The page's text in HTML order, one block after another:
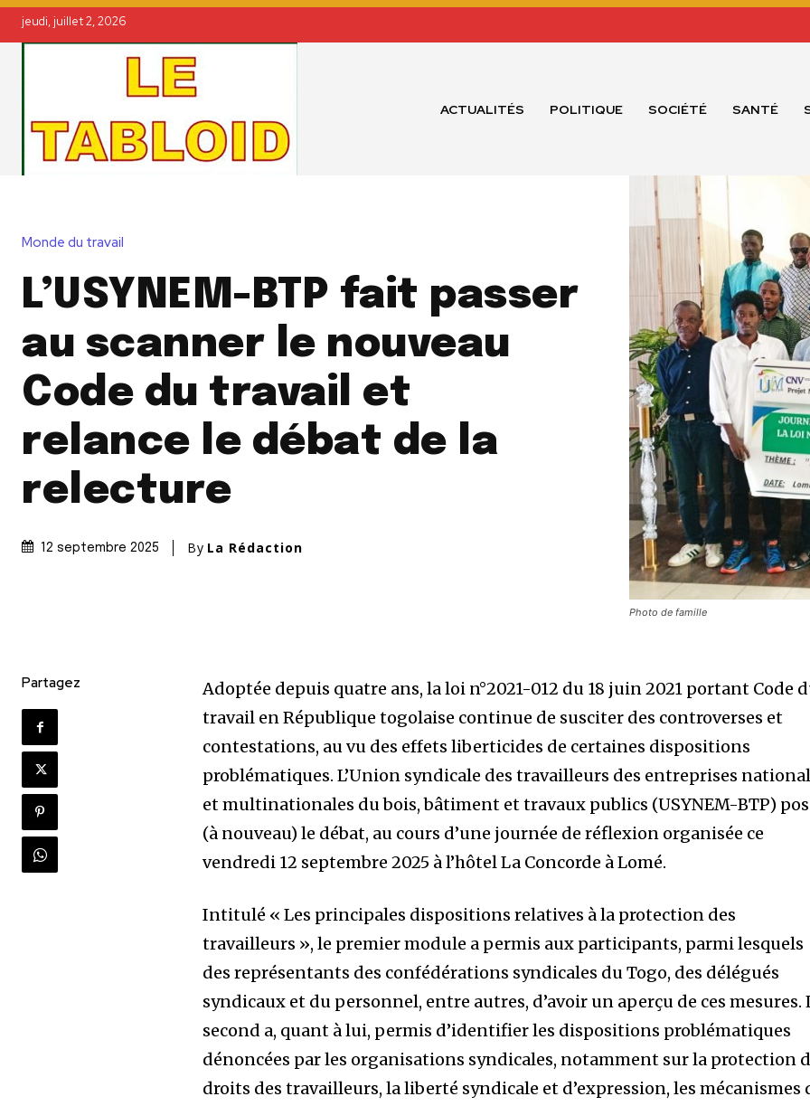
jeudi, juillet 2, 2026
ACTUALITÉS POLITIQUE SOCIÉTÉ SANTÉ
Monde du travail
L’USYNEM-BTP fait passer
au scanner le nouveau
Code du travail et
relance le débat de la
relecture
12 septembre 2025 By La Rédaction
Photo de famille
Partagez
Adoptée depuis quatre ans, la loi n°2021-012 du 18 juin 2021 portant Code
travail en République togolaise continue de susciter des controverses et
contestations, au vu des effets liberticides de certaines dispositions
problématiques. L’Union syndicale des travailleurs des entreprises
et multinationales du bois, bâtiment et travaux publics (USYNEM-BTP)
(à nouveau) le débat, au cours d’une journée de réflexion organisée ce
vendredi 12 septembre 2025 à l’hôtel La Concorde à Lomé.
Intitulé « Les principales dispositions relatives à la protection des
travailleurs », le premier module a permis aux participants, parmi lesquels
des représentants des confédérations syndicales du Togo, des délégués
syndicaux et du personnel, entre autres, d’avoir un aperçu de ces mesures.
second a, quant à lui, permis d’identifier les dispositions problématiques
dénoncées par les organisations syndicales, notamment sur la protection
droits des travailleurs, la liberté syndicale et d’expression, les mécanismes